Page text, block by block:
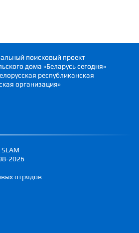
поисковый проект
дома «Беларусь сегодня»
республиканская
организация»
2026
отрядов